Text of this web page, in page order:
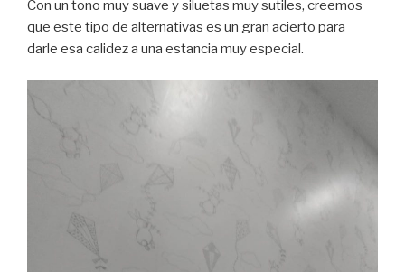
Con un tono muy suave y siluetas muy sutiles, creemos
que este tipo de alternativas es un gran acierto para
darle esa calidez a una estancia muy especial.